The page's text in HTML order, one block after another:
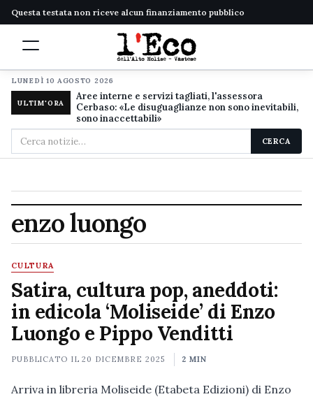
Questa testata non riceve alcun finanziamento pubblico
LUNEDÌ 10 AGOSTO 2026
ULTIM'ORA
Aree interne e servizi tagliati, l'assessora
Cerbaso: «Le disuguaglianze non sono inevitabili,
sono inaccettabili»
Cerca
nel
CERCA
enzo luongo
CULTURA
Satira, cultura pop, aneddoti:
in edicola ‘Moliseide’ di Enzo
Luongo e Pippo Venditti
PUBBLICATO IL20 DICEMBRE 2025 2 MIN
Arriva in libreria Moliseide (Etabeta Edizioni) di Enzo